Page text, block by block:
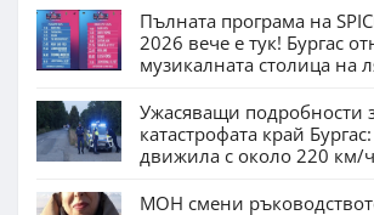
Пълната програма на
2026 вече е тук! Бургас
музикалната столица на
Ужасяващи подробности
катастрофата край
движила с около 220 км/ч
МОН смени